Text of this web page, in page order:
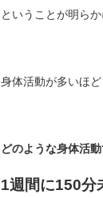
ということが明ら
身体活動が多いほ
どのような身体活
1週間に150分